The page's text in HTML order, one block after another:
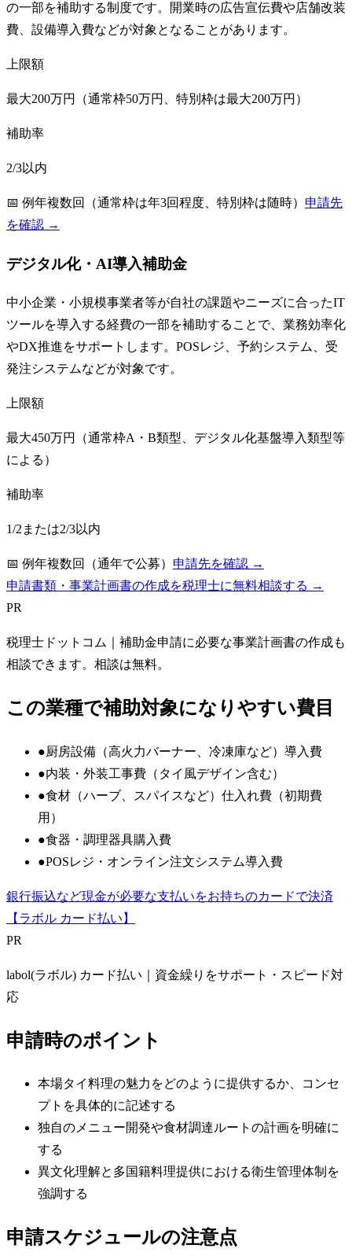
の一部を補助する制度です。開業時の広告宣伝費や店舗改装
費、設備導入費などが対象となることがあります。
上限額
最大200万円（通常枠50万円、特別枠は最大200万円）
補助率
2/3以内
📅 例年複数回（通常枠は年3回程度、特別枠は随時） 申請先
を確認 →
デジタル化・AI導入補助金
中小企業・小規模事業者等が自社の課題やニーズに合ったIT
ツールを導入する経費の一部を補助することで、業務効率化
やDX推進をサポートします。POSレジ、予約システム、受
発注システムなどが対象です。
上限額
最大450万円（通常枠A・B類型、デジタル化基盤導入類型等
による）
補助率
1/2または2/3以内
📅 例年複数回（通年で公募） 申請先を確認 →
申請書類・事業計画書の作成を税理士に無料相談する →
PR
税理士ドットコム
｜補助金申請に必要な事業計画書の作成も
相談できます。相談は無料。
この業種で補助対象になりやすい費目
●厨房設備（高火力バーナー、冷凍庫など）導入費
●内装・外装工事費（タイ風デザイン含む）
●食材（ハーブ、スパイスなど）仕入れ費（初期費
用）
●食器・調理器具購入費
●POSレジ・オンライン注文システム導入費
銀行振込など現金が必要な支払いをお持ちのカードで決済
【ラボル カード払い】
PR
labol(ラボル) カード払い｜資金繰りをサポート・スピード対
応
申請時のポイント
本場タイ料理の魅力をどのように提供するか、コンセ
プトを具体的に記述する
独自のメニュー開発や食材調達ルートの計画を明確に
する
異文化理解と多国籍料理提供における衛生管理体制を
強調する
申請スケジュールの注意点